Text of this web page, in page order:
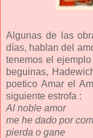
Algunas de las
días, hablan del
tenemos el
beguinas,
poetico Amar el
siguiente estrofa :
Al noble amor
me he dado por
pierda o gane